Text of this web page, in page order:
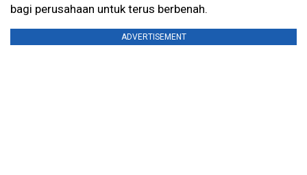
bagi perusahaan untuk terus berbenah.
ADVERTISEMENT